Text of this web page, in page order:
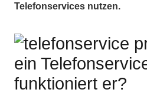
Telefonservices nutzen.
ein
funktioniert er?